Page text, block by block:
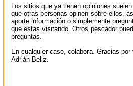
Los sitios que ya tienen opiniones
que otras personas opinen sobre ellos,
aporte información o simplemente
que estas visitando. Otros pescador
preguntas.
En cualquier caso, colabora. Gracias
Adrián Beliz.